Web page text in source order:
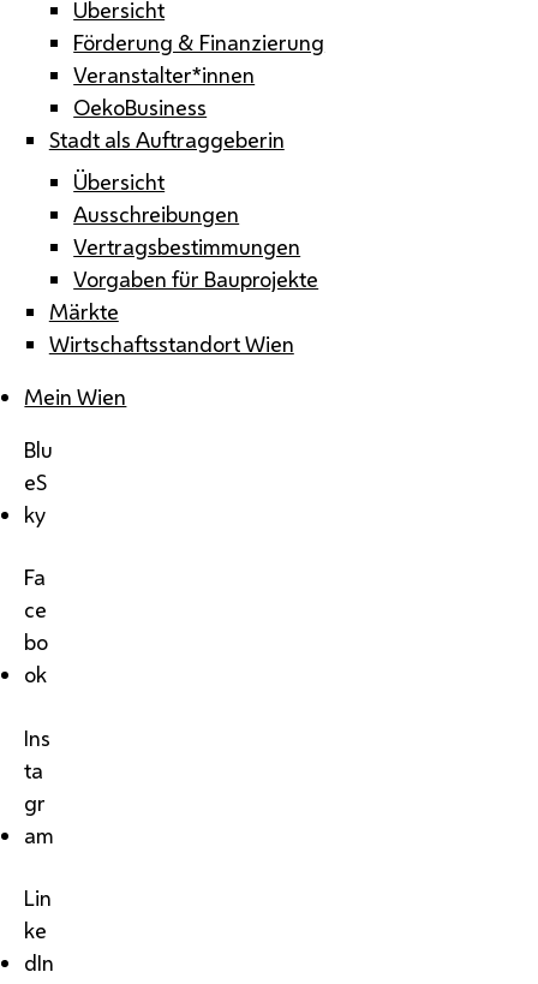
Übersicht
Förderung & Finanzierung
Veranstalter*innen
OekoBusiness
Stadt als Auftraggeberin
Übersicht
Ausschreibungen
Vertragsbestimmungen
Vorgaben für Bauprojekte
Märkte
Wirtschaftsstandort Wien
Mein Wien
Blu
eS
ky
Fa
ce
bo
ok
Ins
ta
gr
am
Lin
ke
dIn